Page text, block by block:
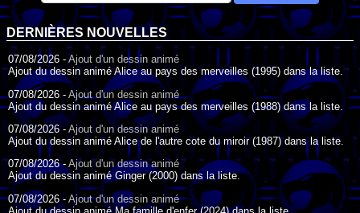
DERNIÈRES NOUVELLES
07/08/2026 - Ajout d'un dessin animé
Ajout du dessin animé Alice au pays des merveilles (1995) dans la liste.
07/08/2026 - Ajout d'un dessin animé
Ajout du dessin animé Alice au pays des merveilles (1988) dans la liste.
07/08/2026 -Ajout d'un dessin animé
Ajout du dessin animé Alice de l'autre cote du miroir (1987) dans la liste.
07/08/2026 - Ajout d'un dessin animé
Ajout du dessin animé Ginger (2000) dans la liste.
07/08/2026 - Ajout d'un dessin animé
Ajout du dessin animé Ma famille d'enfer (2024) dans la liste.